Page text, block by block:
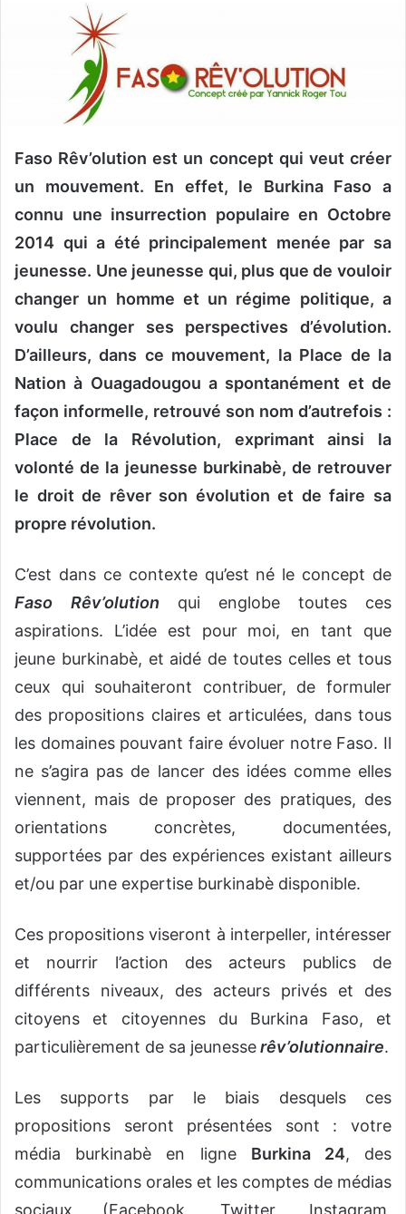
r
o
u
i
e
Faso Rêv’olution est un concept qui veut créer
un mouvement. En effet, le Burkina Faso a
connu une insurrection populaire en Octobre
2014 qui a été principalement menée par sa
jeunesse. Une jeunesse qui, plus que de vouloir
changer un homme et un régime politique, a
voulu changer ses perspectives d’évolution.
D’ailleurs, dans ce mouvement, la Place de la
Nation à Ouagadougou a spontanément et de
façon informelle, retrouvé son nom d’autrefois :
Place de la Révolution, exprimant ainsi la
volonté de la jeunesse burkinabè, de retrouver
le droit de rêver son évolution et de faire sa
propre révolution.
C’est dans ce contexte qu’est né le concept de
Faso
Rêv’olution qui englobe toutes ces
aspirations. L’idée est pour moi, en tant que
jeune burkinabè, et aidé de toutes celles et tous
ceux qui souhaiteront contribuer, de formuler
des propositions claires et articulées, dans tous
les domaines pouvant faire évoluer notre Faso. Il
ne s’agira pas de lancer des idées comme elles
viennent, mais de proposer des pratiques, des
orientations concrètes, documentées,
supportées par des expériences existant ailleurs
et/ou par une expertise burkinabè disponible.
Ces propositions viseront à interpeller, intéresser
et nourrir l’action des acteurs publics de
différents niveaux, des acteurs privés et des
citoyens et citoyennes du Burkina Faso, et
particulièrement de sa jeunesserêv’olutionnaire.
Les supports par le biais desquels ces
propositions seront présentées sont : votre
média burkinabè en ligne Burkina 24, des
communications orales et les comptes de médias
sociaux (Facebook, Twitter, Instagram,